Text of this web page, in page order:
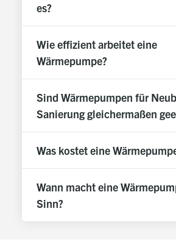
es?
Wie effizient arbeitet eine
Wärmepumpe?
Sind Wärmepumpen für
Sanierung gleichermaßen
Was kostet eine
Wann macht eine
Sinn?